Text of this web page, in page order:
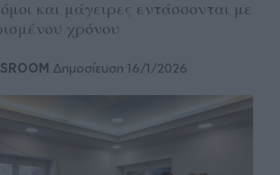
και μάγειρες εντάσσονται με
χρόνου
Δημοσίευση 16/1/2026